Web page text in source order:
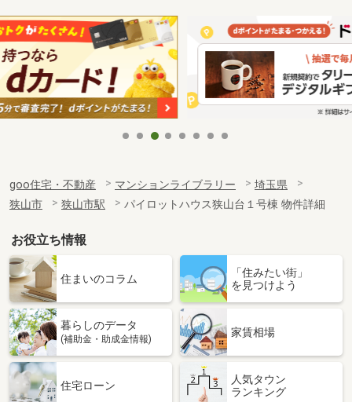
goo住宅・不動産 マンションライブラリー
埼玉県
狭山市
狭山市駅 パイロットハウス狭山台１号棟 物件詳細
お役立ち情報
住まいのコラム
「住みたい街」
を見つけよう
暮らしのデータ
(補助金・助成金情報)
家賃相場
住宅ローン
人気タウン
ランキング